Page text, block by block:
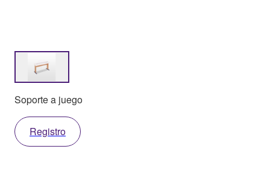
Soporte a juego
Registro